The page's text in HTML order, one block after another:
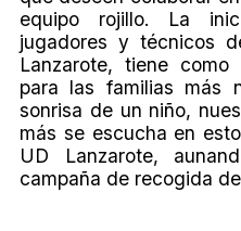
equipo rojillo. La
jugadores y técnicos
Lanzarote, tiene
para las familias más
sonrisa de un niño,
más se escucha en
UD Lanzarote,
campaña de recogida